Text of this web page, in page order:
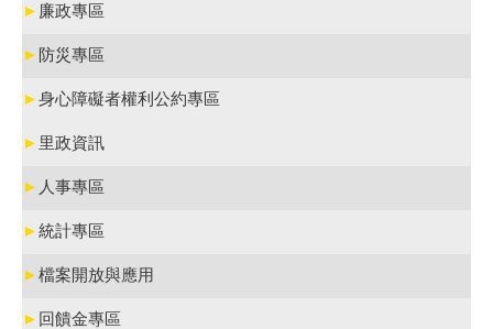
► 廉政專區
► 防災專區
►身心障礙者權利公約專區
► 里政資訊
► 人事專區
►統計專區
►檔案開放與應用
► 回饋金專區